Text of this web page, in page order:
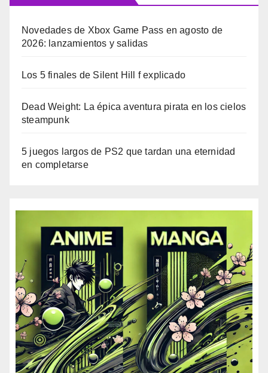
Novedades de Xbox Game Pass en agosto de
2026: lanzamientos y salidas
Los 5 finales de Silent Hill f explicado
Dead Weight: La épica aventura pirata en los cielos
steampunk
5 juegos largos de PS2 que tardan una eternidad
en completarse